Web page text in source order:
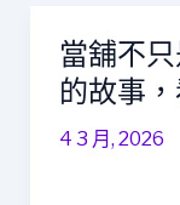
當舖不
的故事
4 3 月, 2026
當
舖
不
只